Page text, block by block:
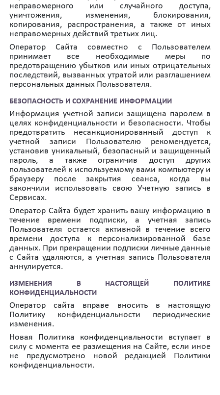
неправомерного или случайного доступа,
уничтожения, изменения, блокирования,
копирования, распространения, а также от иных
неправомерных действий третьих лиц.
Оператор Сайта совместно с Пользователем
принимает все необходимые меры по
предотвращению убытков или иных отрицательных
последствий, вызванных утратой или разглашением
персональных данных Пользователя.
БЕЗОПАСНОСТЬ И СОХРАНЕНИЕ ИНФОРМАЦИИ
Информация учетной записи защищена паролем в
целях конфиденциальности и безопасности. Чтобы
предотвратить несанкционированный доступ к
учетной записи Пользователю рекомендуется,
установив уникальный, безопасный и защищенный
пароль, а также ограничив доступ других
пользователей к используемому вами компьютеру и
браузеру после закрытия сеанса, когда вы
закончили использовать свою Учетную запись в
Сервисах.
Оператор Сайта будет хранить вашу информацию в
течение времени подписки, а учетная запись
Пользователя остается активной в течение всего
времени доступа к персонализированной базе
данных. При прекращении подписки личные данные
с Сайта удаляются, а учетная запись Пользователя
аннулируется.
ИЗМЕНЕНИЯ В НАСТОЯЩЕЙ ПОЛИТИКЕ
КОНФИДЕНЦИАЛЬНОСТИ
Оператор сайта вправе вносить в настоящую
Политику конфиденциальности периодические
изменения.
Новая Политика конфиденциальности вступает в
силу с момента ее размещения на Сайте, если иное
не предусмотрено новой редакцией Политики
конфиденциальности.